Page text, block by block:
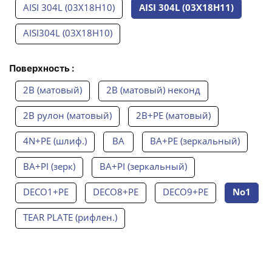
AISI 304L (03Х18Н10) AISI 304L (03Х18Н11)
AISI304L (03Х18Н10)
Поверхность :
2B (матовый) 2B (матовый) неконд
2B рулон (матовый) 2B+PE (матовый)
4N+PE (шлиф.) BA BA+PE (зеркальный)
BA+PI (зерк) BA+PI (зеркальный)
DECO1+PE DECO8+PE DECO9+PE No1
TEAR PLATE (рифлен.)